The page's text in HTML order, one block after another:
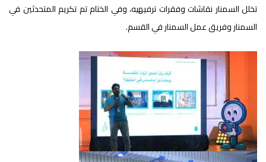
تخلل السمنار نقاشات وفقرات ترفيهيه، وفي الختام تم تكريم المتحدثين في
السمنار وفريق عمل السمنار في القسم.